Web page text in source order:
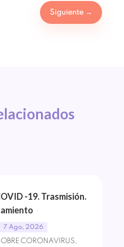
Siguiente →
-19. Trasmisión.
7 Ago, 2026
CORONAVIRUS,